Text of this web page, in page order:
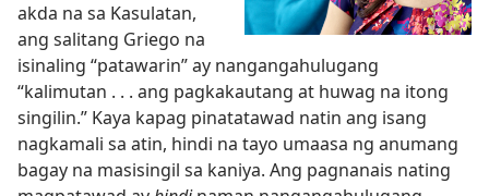
akda na sa Kasulatan,
ang salitang Griego na
isinaling “patawarin” ay nangangahulugang
“kalimutan . . . ang pagkakautang at huwag na itong
singilin.” Kaya kapag pinatatawad natin ang isang
nagkamali sa atin, hindi na tayo umaasa ng anumang
bagay na masisingil sa kaniya. Ang pagnanais nating